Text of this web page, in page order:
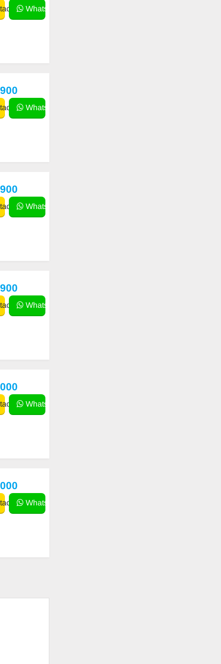
WhatsApp
WhatsApp
WhatsApp
WhatsApp
WhatsApp
WhatsApp